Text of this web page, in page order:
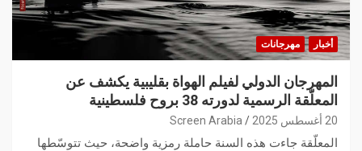
أخبار مهرجانات
المهرجان الدولي لفيلم الهواة بقليبية يكشف عن
المعلّقة الرسمية لدورته 38 بروح فلسطينية
20 أغسطس 2025 Screen Arabia
المعلّقة جاءت هذه السنة حاملة رمزية واضحة، حيث تتوسّطها